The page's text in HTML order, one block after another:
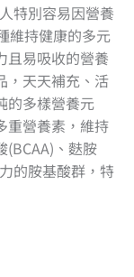
特別容易因營養
維持健康的多元
且易吸收的營養
，天天補充、活
的多樣營養元
重營養素，維持
(BCAA)、麩胺
的胺基酸群，特